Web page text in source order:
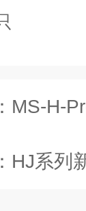
MS-H-
HJ系列